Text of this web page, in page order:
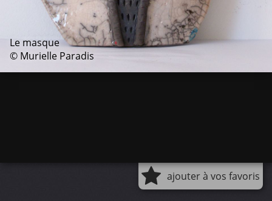
Le masque
© Murielle Paradis
ajouter à vos favoris